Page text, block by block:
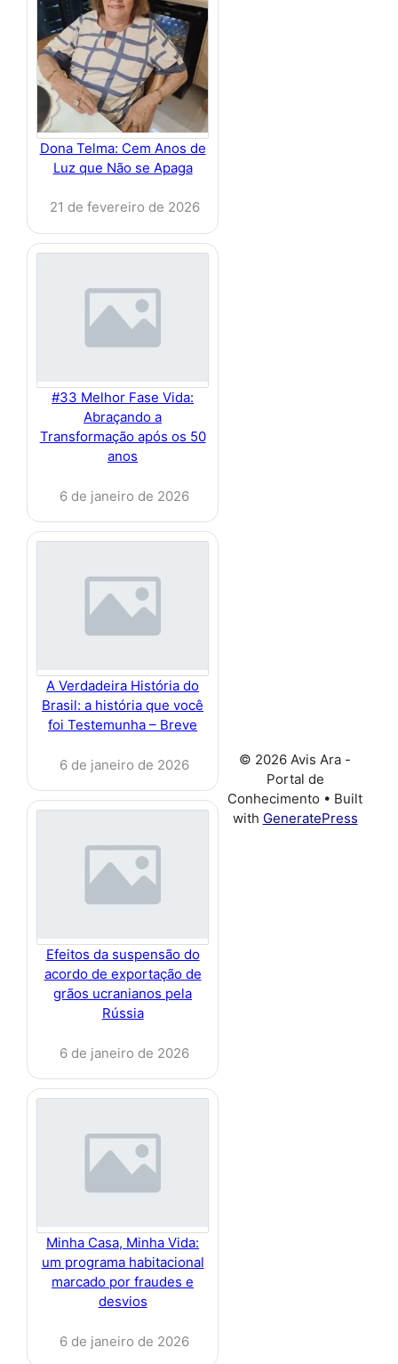
Dona Telma: Cem Anos de
Luz que Não se Apaga
21 de fevereiro de 2026
#33 Melhor Fase Vida:
Abraçando a
Transformação após os 50
anos
6 de janeiro de 2026
A Verdadeira História do
Brasil: a história que você
foi Testemunha – Breve
6 de janeiro de 2026
Efeitos da suspensão do
acordo de exportação de
grãos ucranianos pela
Rússia
6 de janeiro de 2026
Minha Casa, Minha Vida:
um programa habitacional
marcado por fraudes e
desvios
6 de janeiro de 2026
© 2026 Avis Ara -
Portal de
Conhecimento • Built
with GeneratePress